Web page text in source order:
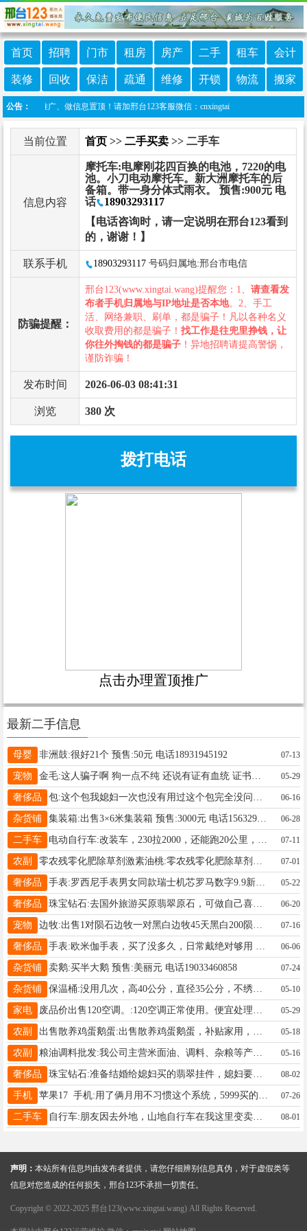
首页 招聘 门市 租房 房产 二手 租车 会计
装修 回收 保洁 疏通 维修 开锁 物流 搬家
公告：
！做推广、做信息置顶！请加邢台123客服微信：cnxingtai
当前位置 首页 >> 二手买卖 >> 二手车
信息内容
摩托车:电摩刚花四百换的电池，7220的电
池。小刀电动摩托车。新大洲摩托车的后
备箱。带一身分体式雨衣。 预售:900元 电
话
18903293117
【电话咨询时，请一定说明在邢台123看到
的，谢谢！】
联系手机 18903293117 号码归属地:邢台市电信
防骗提醒：
邢台123(www.xingtai.wang)提醒您：1、 请查看发
布者手机归属地与IP地址是否本地。2、手工
活、网络兼职、刷单，都是骗子！凡以各种名义
收取费用的都是骗子！ 找工作是往兜里挣钱，让
你往外掏钱的都是骗子 ！异地招聘请提高警惕，
谨防诈骗！
发布时间 2026-06-03 08:41:31
浏览 380 次
拨打电话
点击办理置顶推广
最新二手信息
母婴 非洲鼓:很好21个 预售:50元 电话18931945192 07-13
宠物 05-29
奢侈品 06-16
杂货铺 集装箱:出售3×6米集装箱 预售:3000元 电话15632928909 06-28
二手车 07-11
农副 07-01
奢侈品 手表:罗西尼手表男女同款瑞士机芯罗马数字9.9新有票戴五次原来1690 预售:668元 电话19948097749 05-22
奢侈品 珠宝钻石:去国外旅游买原翡翠原石，可做自己喜欢的首饰，有需要可以加微联系757364847电话陌生号打不通 预售:10000元 电话18875738688 06-20
宠物 07-16
奢侈品 06-06
杂货铺 卖鹅:买半大鹅 预售:美丽元 电话19033460858 07-24
杂货铺 保温桶:没用几次，高40公分，直径35公分，不绣钢保温桶。 预售:40元 电话13780493936 05-10
家电 05-29
农副 05-18
农副 粮油调料批发:我公司主营米面油、调料、杂粮等产品，货品齐全，批发零售均可。主营品牌有福临门、金龙鱼、海天、金沙河等 预售: 电话15100973100 05-16
奢侈品 珠宝钻石:准备结婚给媳妇买的翡翠挂件，媳妇要彩礼36万给不起彩礼了儿子说这婚不结了，一对龙凤呈祥翡翠首饰急出手 预售:1800元 电话17652692412 08-02
手机 07-26
二手车 自行车:朋友因去外地，山地自行车在我这里变卖，非常好骑，青少年可骑！成年人骑都没有问题，寻找有缘人！ 预售:350元 电话15369955761 08-01
声明： 本站所有信息均由发布者提供，请您仔细辨别信息真伪，对于虚假类等
信息对您造成的任何损失，邢台123不承担一切责任。
Copyright © 2022-2025 邢台123(www.xingtai.wang) All Rights Reserved.